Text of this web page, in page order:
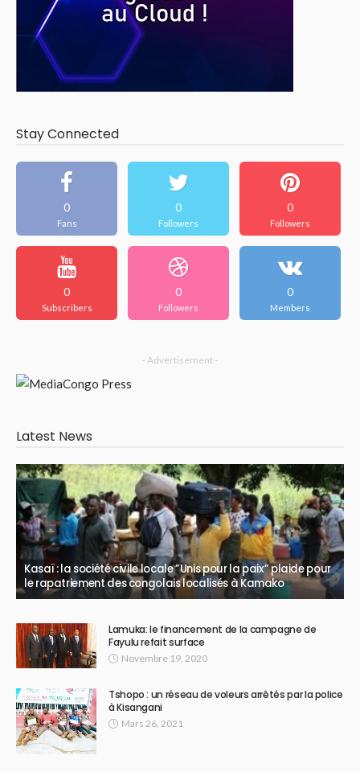
Stay Connected
0
Fans
0
Followers
0
Followers
0
Subscribers
0
Followers
0
Members
- Advertisement -
Latest News
Kasaï : la société civile locale ”Unis pour la paix” plaide pour
le rapatriement des congolais localisés à Kamako
Lamuka: le financement de la campagne de
Fayulu refait surface
Novembre 19, 2020
Tshopo : un réseau de voleurs arrêtés par la police
à Kisangani
Mars 26, 2021